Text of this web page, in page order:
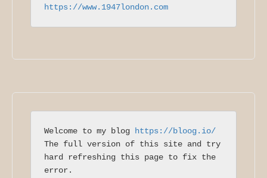
https://www.1947london.com
Welcome to my blog
https://bloog.io/
The full version of this site and try
hard refreshing this page to fix the
error.